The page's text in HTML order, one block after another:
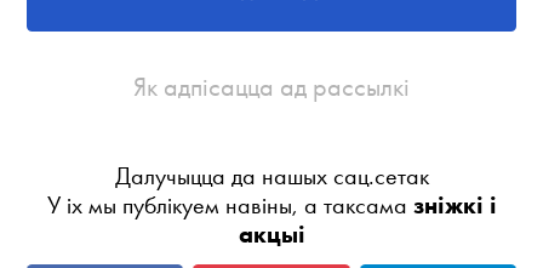
Як адпісацца ад рассылкі
Далучыцца да нашых сац.сетак
У іх мы публікуем навіны, а таксама зніжкі і
акцыі